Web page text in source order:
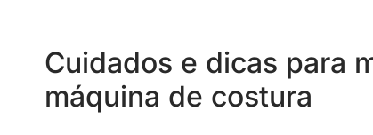
Cuidados e dicas para
máquina de costura